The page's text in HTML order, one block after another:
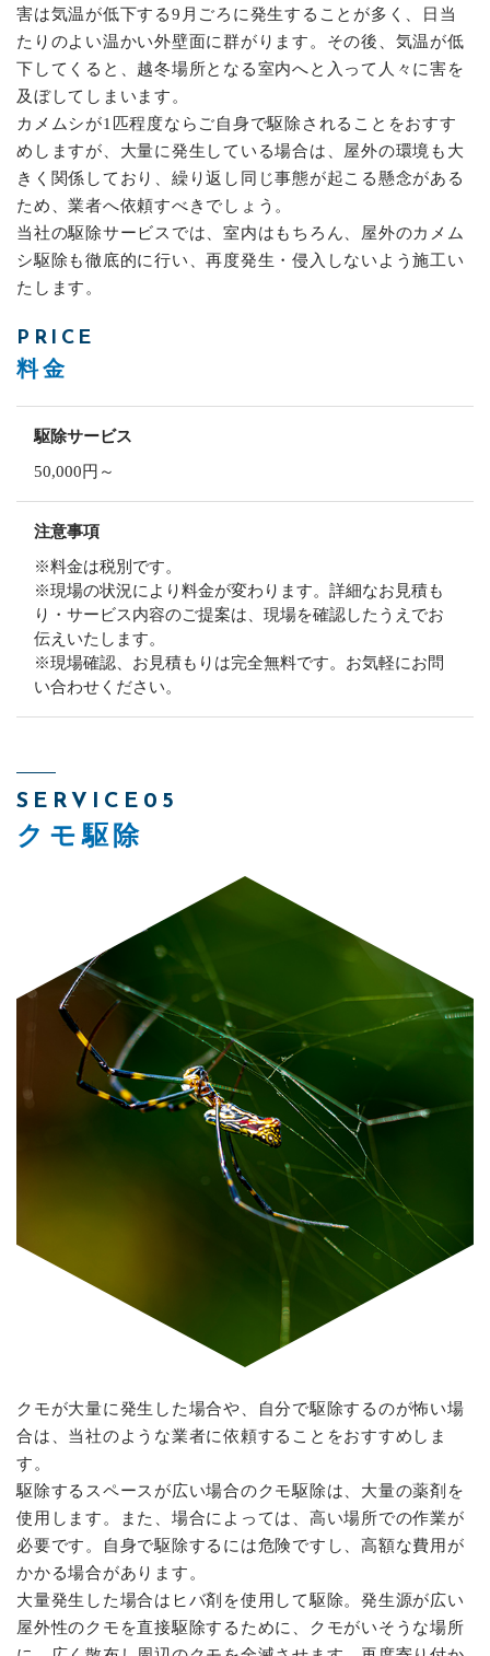
害は気温が低下する9月ごろに発生することが多く、日当
たりのよい温かい外壁面に群がります。その後、気温が低
下してくると、越冬場所となる室内へと入って人々に害を
及ぼしてしまいます。
カメムシが1匹程度ならご自身で駆除されることをおすす
めしますが、大量に発生している場合は、屋外の環境も大
きく関係しており、繰り返し同じ事態が起こる懸念がある
ため、業者へ依頼すべきでしょう。
当社の駆除サービスでは、室内はもちろん、屋外のカメム
シ駆除も徹底的に行い、再度発生・侵入しないよう施工い
たします。
PRICE
料金
駆除サービス
50,000円～
注意事項
※料金は税別です。
※現場の状況により料金が変わります。詳細なお見積も
り・サービス内容のご提案は、現場を確認したうえでお
伝えいたします。
※現場確認、お見積もりは完全無料です。お気軽にお問
い合わせください。
SERVICE05
クモ駆除
クモが大量に発生した場合や、自分で駆除するのが怖い場
合は、当社のような業者に依頼することをおすすめしま
す。
駆除するスペースが広い場合のクモ駆除は、大量の薬剤を
使用します。また、場合によっては、高い場所での作業が
必要です。自身で駆除するには危険ですし、高額な費用が
かかる場合があります。
大量発生した場合はヒバ剤を使用して駆除。発生源が広い
屋外性のクモを直接駆除するために、クモがいそうな場所